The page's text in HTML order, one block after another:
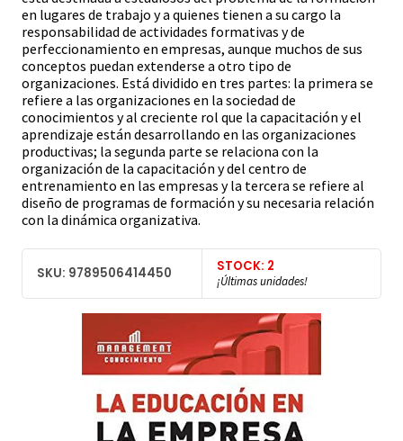
en lugares de trabajo y a quienes tienen a su cargo la
responsabilidad de actividades formativas y de
perfeccionamiento en empresas, aunque muchos de sus
conceptos puedan extenderse a otro tipo de
organizaciones. Está dividido en tres partes: la primera se
refiere a las organizaciones en la sociedad de
conocimientos y al creciente rol que la capacitación y el
aprendizaje están desarrollando en las organizaciones
productivas; la segunda parte se relaciona con la
organización de la capacitación y del centro de
entrenamiento en las empresas y la tercera se refiere al
diseño de programas de formación y su necesaria relación
con la dinámica organizativa.
SKU: 9789506414450 STOCK: 2
¡Últimas unidades!